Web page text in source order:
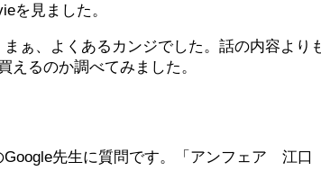
を見ました。
、よくあるカンジでした。話の内容より
るのか調べてみました。
先生に質問です。「アンフェア 江口